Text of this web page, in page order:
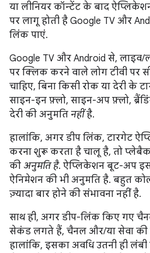
या लीनियर कॉन्टेंट के बाद
पर लागू होती है Google TV और
लिंक पाएं.
Google TV और Android से,
पर क्लिक करने वाले लोग टीवी पर
चाहिए, बिना किसी रोक या देरी के
साइन-इन फ़्लो, साइन-अप फ़्लो,
देरी की अनुमति नहींहै.
हालांकि, अगर डीप लिंक, टारगेट
करना शुरू करता है चालू है, तो
की अनुमति है. ऐप्लिकेशन बूट-अप इस
ऐनिमेशन की भी अनुमति है. बहुत
ज़्यादा बार होने की संभावना नहीं है.
साथ ही, अगर डीप-लिंक किए गए
सेकंड लगते हैं, चैनल और/या सेवा की
हालांकि, इसका अवधि उतनी ही लंबी